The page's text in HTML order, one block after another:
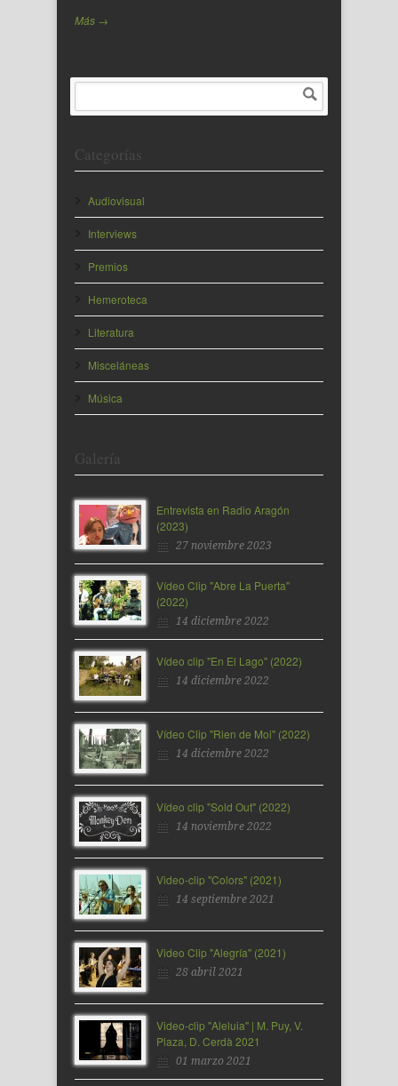
Más →
Categorías
Audiovisual
Interviews
Premios
Hemeroteca
Literatura
Misceláneas
Música
Galería
Entrevista en Radio Aragón
(2023)
27 noviembre 2023
Vídeo Clip "Abre La Puerta"
(2022)
14 diciembre 2022
Vídeo clip "En El Lago" (2022)
14 diciembre 2022
Vídeo Clip "Rien de Moi" (2022)
14 diciembre 2022
Vídeo clip "Sold Out" (2022)
14 noviembre 2022
Video-clip "Colors" (2021)
14 septiembre 2021
Video Clip "Alegría" (2021)
28 abril 2021
Video-clip "Aleluia" | M. Puy, V.
Plaza, D. Cerdà 2021
01 marzo 2021